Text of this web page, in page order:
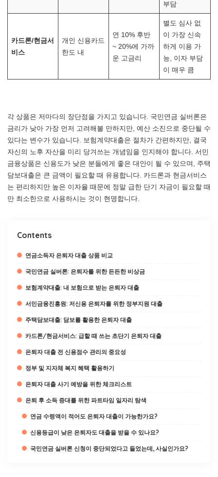
부담
카드론/현금서
비스
개인 신용카드
한도 내
연 10% 후반
~ 20%에 가까
운 고금리
별도 심사 없
이 가장 신속
하게 이용 가
능, 이자 부담
이 매우 큼
각 상품은 저마다의 장단점을 가지고 있습니다. 국민연금 실버론은
금리가 낮아 가장 먼저 고려해볼 만하지만, 예산 소진으로 중단될 수
있다는 변수가 있습니다. 보험계약대출은 절차가 간편하지만, 결국
자신의 노후 자산을 미리 당겨쓰는 개념임을 인지해야 합니다. 서민
금융상품은 신용도가 낮은 분들에게 좋은 대안이 될 수 있으며, 주택
담보대출은 큰 금액이 필요할 때 유용합니다. 카드론과 현금서비스
는 편리하지만 높은 이자율 때문에 정말 급한 단기 자금이 필요할 때
만 최소한으로 사용하시는 것이 현명합니다.
Contents
연금소득자 은퇴자 대출 상품 비교
국민연금 실버론: 은퇴자를 위한 든든한 비상금
보험계약대출: 내 보험으로 받는 은퇴자 대출
서민금융진흥원: 저신용 은퇴자를 위한 정부지원 대출
주택담보대출: 담보를 활용한 은퇴자 대출
카드론/현금서비스: 급할 때 쓰는 초단기 은퇴자 대출
은퇴자 대출 전 신용점수 관리의 중요성
정부 및 지자체 복지 혜택 활용하기
은퇴자 대출 사기 예방을 위한 체크리스트
은퇴 후 소득 증대를 위한 파트타임 일자리 탐색
연금 수령액이 적어도 은퇴자 대출이 가능한가요?
신용등급이 낮은 은퇴자도 대출을 받을 수 있나요?
국민연금 실버론 신청이 중단되었다고 들었는데, 사실인가요?